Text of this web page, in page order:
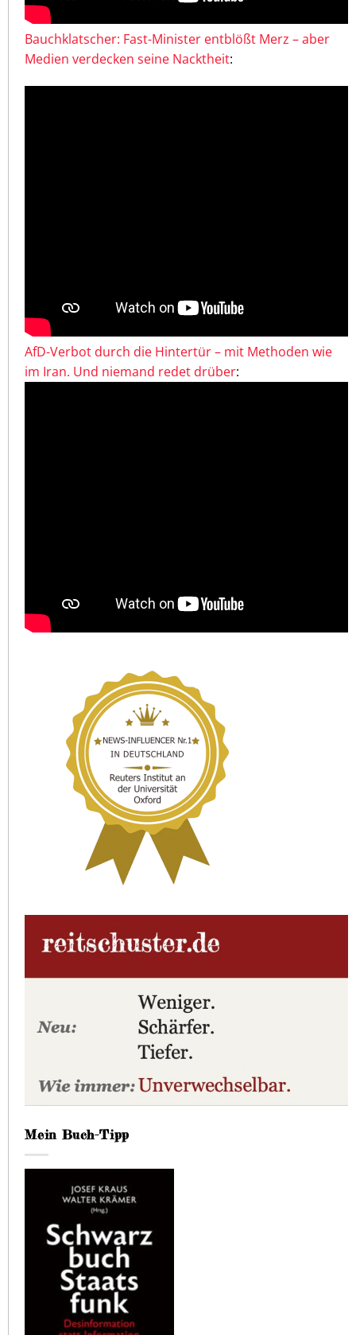
Bauchklatscher: Fast-Minister entblößt Merz – aber
Medien verdecken seine Nacktheit:
AfD-Verbot durch die Hintertür – mit Methoden wie
im Iran. Und niemand redet drüber:
Mein Buch-Tipp